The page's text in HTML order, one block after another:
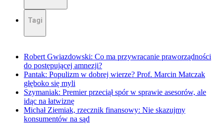
Tagi
Robert Gwiazdowski: Co ma przywracanie praworządności
do postępującej amnezji?
Pantak: Populizm w dobrej wierze? Prof. Marcin Matczak
głęboko się myli
Szymaniak: Premier przeciął spór w sprawie asesorów, ale
idąc na łatwiznę
Michał Ziemiak, rzecznik finansowy: Nie skazujmy
konsumentów na sąd